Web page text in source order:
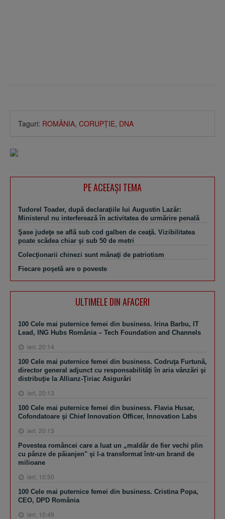
Taguri: ROMÂNIA, CORUPŢIE, DNA
PE ACEEAŞI TEMA
Tudorel Toader, după declaraţiile lui Augustin Lazăr:
Ministerul nu interferează în activitatea de urmărire penală
Şase judeţe se află sub cod galben de ceaţă. Vizibilitatea
poate scădea chiar şi sub 50 de metri
Colecţionarii chinezi sunt mânaţi de patriotism
Fiecare poşetă are o poveste
ULTIMELE DIN AFACERI
100 Cele mai puternice femei din business. Irina Barbu, IT
Lead, ING Hubs România – Tech Foundation and Channels
ieri, 20:14
100 Cele mai puternice femei din business. Codruţa Furtună,
director general adjunct cu responsabilităţi în aria vânzări şi
distribuţie la Allianz-Ţiriac Asigurări
ieri, 20:13
100 Cele mai puternice femei din business. Flavia Husar,
Cofondatoare şi Chief Innovation Officer, Innovation Labs
ieri, 20:13
Povestea româncei care a luat un „maldăr de fier vechi plin
cu pânze de păianjen" şi l-a transformat într-un brand de
milioane
ieri, 10:50
100 Cele mai puternice femei din business. Cristina Popa,
CEO, DPD România
ieri, 10:49